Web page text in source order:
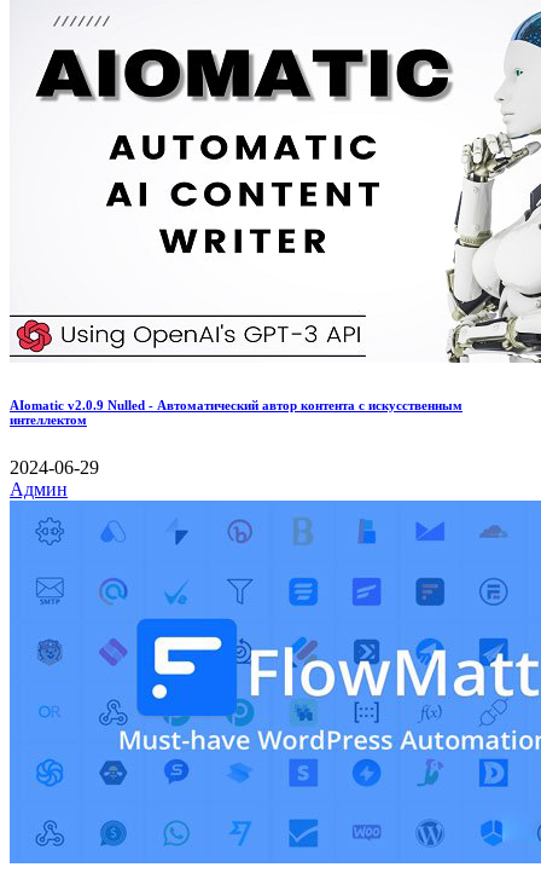
AIomatic v2.0.9 Nulled - Автоматический автор контента с искусственным
интеллектом
2024-06-29
Админ